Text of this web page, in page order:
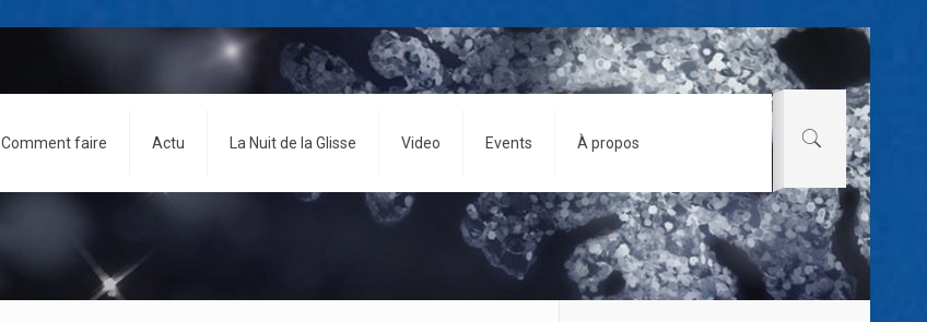
Comment faire Actu La Nuit de la Glisse Video Events À propos